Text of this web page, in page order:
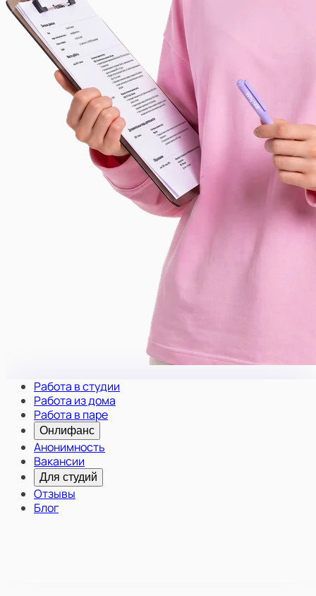
Работа в студии
Работа из дома
Работа в паре
Онлифанс
Анонимность
Вакансии
Для студий
Отзывы
Блог